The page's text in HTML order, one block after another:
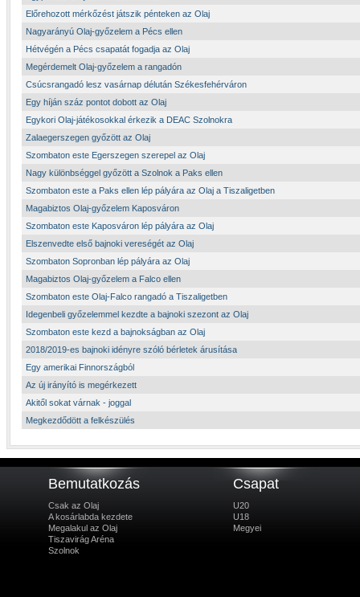
Előrehozott mérkőzést játszik pénteken az Olaj
Nagyarányú Olaj-győzelem a Pécs ellen
Hétvégén a Pécs csapatát fogadja az Olaj
Megérdemelt Olaj-győzelem a rangadón
Csúcsrangadó lesz vasárnap délután Székesfehérváron
Egy híján száz pontot dobott az Olaj
Egykori Olaj-játékosokkal érkezik a DEAC Szolnokra
Zalaegerszegen győzött az Olaj
Szombaton este Egerszegen szerepel az Olaj
Nagy különbséggel győzött a Szolnok a Paks ellen
Szombaton este a Paks ellen lép pályára az Olaj a Tiszaligetben
Magabiztos Olaj-győzelem Kaposváron
Szombaton este Kaposváron lép pályára az Olaj
Elszenvedte első bajnoki vereségét az Olaj
Szombaton Sopronban lép pályára az Olaj
Magabiztos Olaj-győzelem a Falco ellen
Szombaton este Olaj-Falco rangadó a Tiszaligetben
Idegenbeli győzelemmel kezdte a bajnoki szezont az Olaj
Szombaton este kezd a bajnokságban az Olaj
2018/2019-es bajnoki idényre szóló bérletek árusítása
Egy amerikai Finnországból
Az új irányító is megérkezett
Akitől sokat várnak - joggal
Megkezdődött a felkészülés
Bemutatkozás
Csak az Olaj
A kosárlabda kezdete
Megalakul az Olaj
Tiszavirág Aréna
Szolnok
Csapat
U20
U18
Megyei